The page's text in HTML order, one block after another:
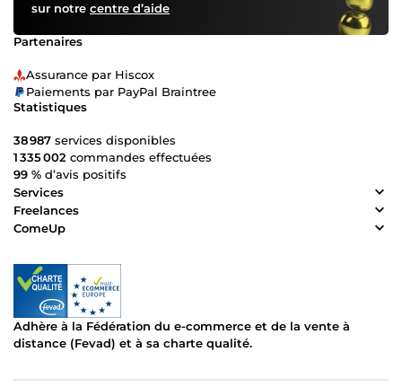
sur notre centre d’aide
Partenaires
Assurance par Hiscox
Paiements par PayPal Braintree
Statistiques
38 987 services disponibles
1 335 002 commandes effectuées
99 % d’avis positifs
Services
Freelances
ComeUp
Adhère à la Fédération du e-commerce et de la vente à
distance (Fevad) et à sa charte qualité.